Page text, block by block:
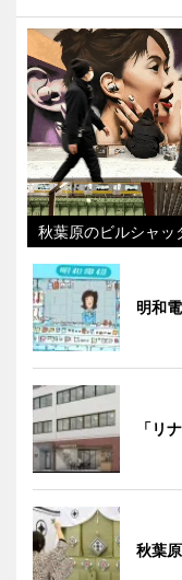
秋葉原のビルシャッ
明和
「リ
秋葉